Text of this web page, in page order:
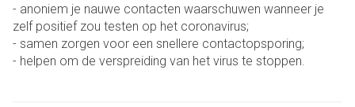
- anoniem je nauwe contacten waarschuwen wanneer je
zelf positief zou testen op het coronavirus;
- samen zorgen voor een snellere contactopsporing;
- helpen om de verspreiding van het virus te stoppen.